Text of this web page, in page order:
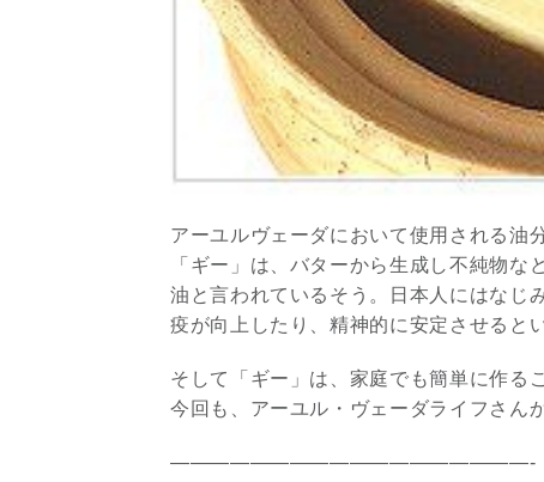
アーユルヴェーダにおいて使用される油
「ギー」は、バターから生成し不純物
油と言われているそう。日本人にはなじ
疫が向上したり、精神的に安定させると
そして「ギー」は、家庭でも簡単に作る
今回も、アーユル・ヴェーダライフさん
——————————————————-